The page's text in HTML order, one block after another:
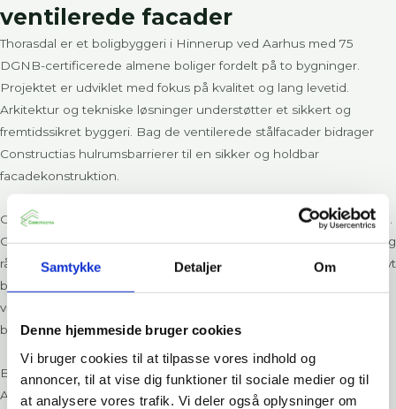
Samtykke Detaljer Om
Denne hjemmeside bruger cookies
Vi bruger cookies til at tilpasse vores indhold og
annoncer, til at vise dig funktioner til sociale medier og til
at analysere vores trafik. Vi deler også oplysninger om
ventilerede facader
Thorasdal er et boligbyggeri i Hinnerup ved Aarhus med 75
DGNB-certificerede almene boliger fordelt på to bygninger.
Projektet er udviklet med fokus på kvalitet og lang levetid.
Arkitektur og tekniske løsninger understøtter et sikkert og
fremtidssikret byggeri. Bag de ventilerede stålfacader bidrager
Constructias hulrumsbarrierer til en sikker og holdbar
facadekonstruktion.
Constructia har leveret hulrumsbarrierer til facadekonstruktionen.
Constructia har desuden bidraget med teknisk dokumentation og
rådgivning gennem hele projektet. Løsningen begrænser effektivt
brandspredning i hulrummene bag facaden. Samtidig bevares
ventilationen i konstruktionen. Det sikrer en løsning, hvor
brandsikkerhed, bygbarhed og arkitektur går hånd i hånd.
Bygherre
Al2bolig